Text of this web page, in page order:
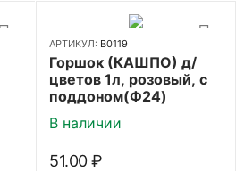
АРТИКУЛ: В0119
Горшок (КАШПО) д/
цветов 1л, розовый, с
поддоном(Ф24)
В наличии
51.00 ₽